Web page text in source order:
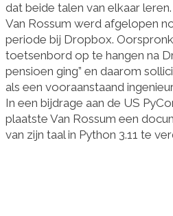
dat beide talen van elkaar leren.
Van Rossum werd afgelopen
periode bij Dropbox.
toetsenbordop te hangen na
pensioen ging” en daarom
als een vooraanstaand
In een bijdrage aan de US
plaatste Van Rossum een
van zijn taal in Python 3.11 te